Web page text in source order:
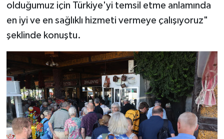
olduğumuz için Türkiye'yi temsil etme anlamında
en iyi ve en sağlıklı hizmeti vermeye çalışıyoruz"
şeklinde konuştu.